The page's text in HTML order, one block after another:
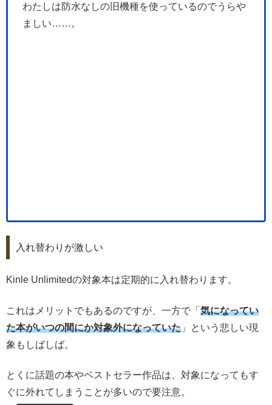
わたしは防水なしの旧機種を使っているのでうらや
ましい……。
入れ替わりが激しい
Kinle Unlimitedの対象本は定期的に入れ替わります。
これはメリットでもあるのですが、一方で「 気になってい
た本がいつの間にか対象外になっていた 」という悲しい現
象もしばしば。
とくに話題の本やベストセラー作品は、対象になってもす
ぐに外れてしまうことが多いので要注意。